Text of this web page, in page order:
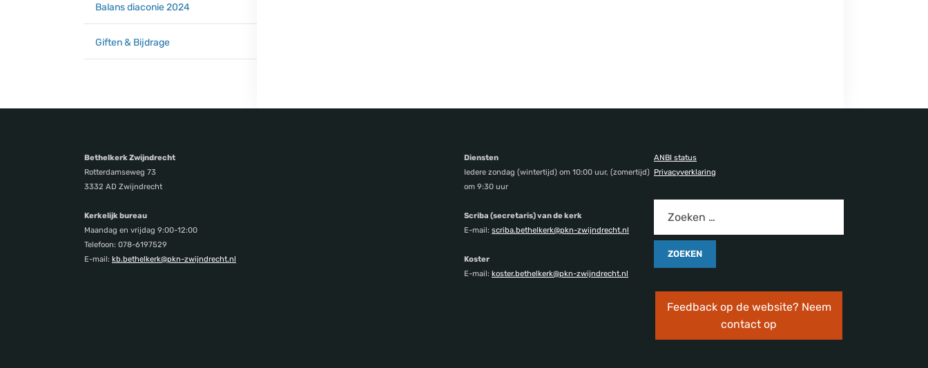
Balans diaconie 2024
Giften & Bijdrage
Bethelkerk Zwijndrecht
Rotterdamseweg 73
3332 AD Zwijndrecht
Kerkelijk bureau
Maandag en vrijdag 9:00-12:00
Telefoon: 078-6197529
E-mail: kb.bethelkerk@pkn-zwijndrecht.nl
Diensten
Iedere zondag (wintertijd) om 10:00 uur, (zomertijd)
om 9:30 uur
Scriba (secretaris) van de kerk
E-mail: scriba.bethelkerk@pkn-zwijndrecht.nl
Koster
E-mail: koster.bethelkerk@pkn-zwijndrecht.nl
ANBI status
Privacyverklaring
Feedback op de website? Neem
contact op